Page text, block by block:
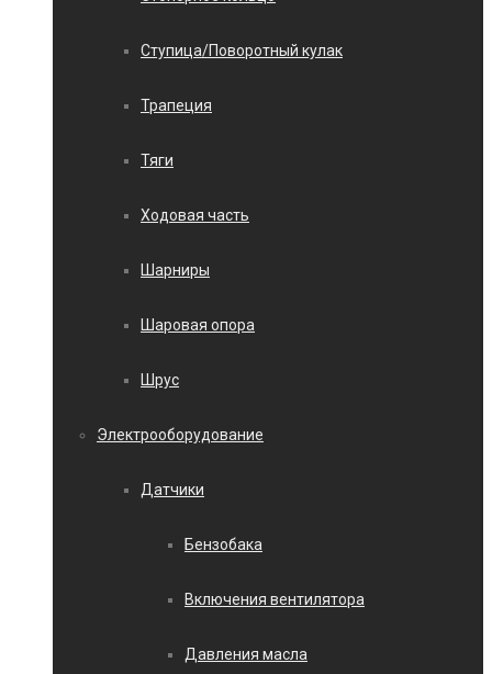
Ступица/Поворотный кулак
Трапеция
Тяги
Ходовая часть
Шарниры
Шаровая опора
Шрус
Электрооборудование
Датчики
Бензобака
Включения вентилятора
Давления масла